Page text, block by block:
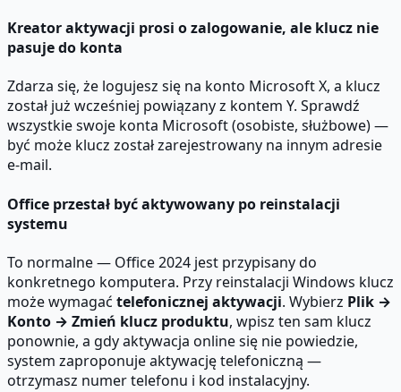
Kreator aktywacji prosi o zalogowanie, ale klucz nie
pasuje do konta
Zdarza się, że logujesz się na konto Microsoft X, a klucz
został już wcześniej powiązany z kontem Y. Sprawdź
wszystkie swoje konta Microsoft (osobiste, służbowe) —
być może klucz został zarejestrowany na innym adresie
e-mail.
Office przestał być aktywowany po reinstalacji
systemu
To normalne — Office 2024 jest przypisany do
konkretnego komputera. Przy reinstalacji Windows klucz
może wymagać telefonicznej aktywacji. Wybierz Plik →
Konto → Zmień klucz produktu, wpisz ten sam klucz
ponownie, a gdy aktywacja online się nie powiedzie,
system zaproponuje aktywację telefoniczną —
otrzymasz numer telefonu i kod instalacyjny.